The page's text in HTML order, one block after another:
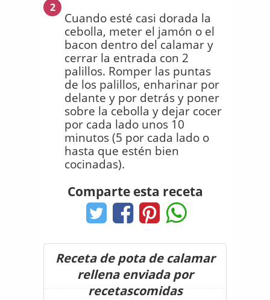
2
Cuando esté casi dorada la
cebolla, meter el jamón o el
bacon dentro del calamar y
cerrar la entrada con 2
palillos. Romper las puntas
de los palillos, enharinar por
delante y por detrás y poner
sobre la cebolla y dejar cocer
por cada lado unos 10
minutos (5 por cada lado o
hasta que estén bien
cocinadas).
Comparte esta receta
Receta de pota de calamar
rellena enviada por
recetascomidas